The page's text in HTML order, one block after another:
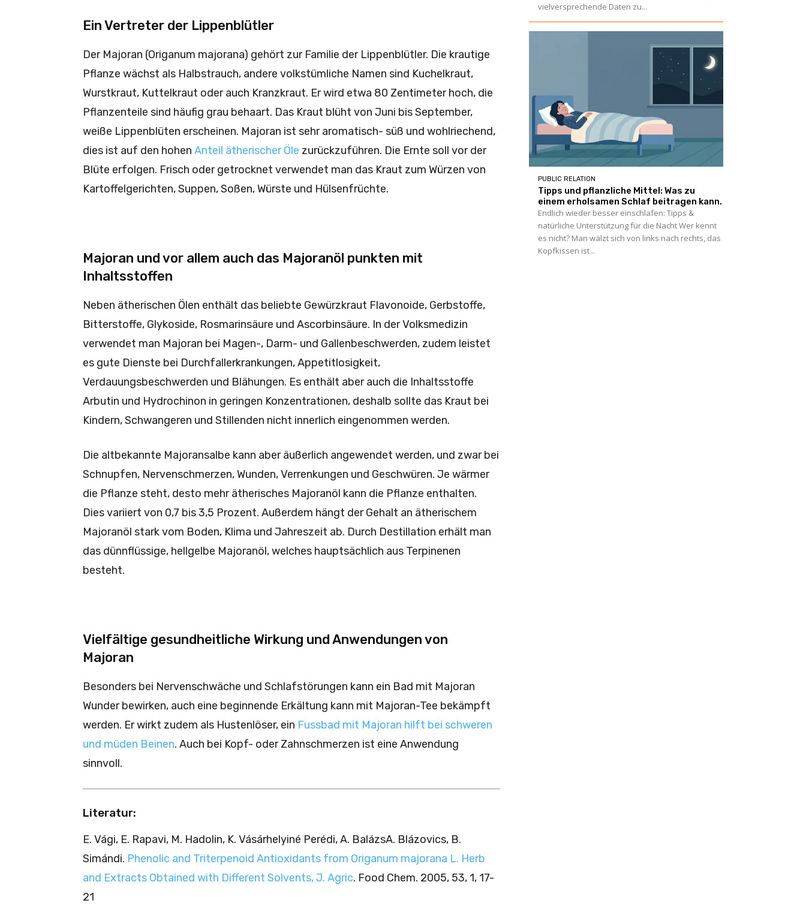
Ein Vertreter der Lippenblütler
Der Majoran (Origanum majorana) gehört zur Familie der Lippenblütler. Die krautige
Pflanze wächst als Halbstrauch, andere volkstümliche Namen sind Kuchelkraut,
Wurstkraut, Kuttelkraut oder auch Kranzkraut. Er wird etwa 80 Zentimeter hoch, die
Pflanzenteile sind häufig grau behaart. Das Kraut blüht von Juni bis September,
weiße Lippenblüten erscheinen. Majoran ist sehr aromatisch- süß und wohlriechend,
dies ist auf den hohen Anteil ätherischer Öle zurückzuführen. Die Ernte soll vor der
Blüte erfolgen. Frisch oder getrocknet verwendet man das Kraut zum Würzen von
Kartoffelgerichten, Suppen, Soßen, Würste und Hülsenfrüchte.
Majoran und vor allem auch das Majoranöl punkten mit
Inhaltsstoffen
Neben ätherischen Ölen enthält das beliebte Gewürzkraut Flavonoide, Gerbstoffe,
Bitterstoffe, Glykoside, Rosmarinsäure und Ascorbinsäure. In der Volksmedizin
verwendet man Majoran bei Magen-, Darm- und Gallenbeschwerden, zudem leistet
es gute Dienste bei Durchfallerkrankungen, Appetitlosigkeit,
Verdauungsbeschwerden und Blähungen. Es enthält aber auch die Inhaltsstoffe
Arbutin und Hydrochinon in geringen Konzentrationen, deshalb sollte das Kraut bei
Kindern, Schwangeren und Stillenden nicht innerlich eingenommen werden.
Die altbekannte Majoransalbe kann aber äußerlich angewendet werden, und zwar bei
Schnupfen, Nervenschmerzen, Wunden, Verrenkungen und Geschwüren. Je wärmer
die Pflanze steht, desto mehr ätherisches Majoranöl kann die Pflanze enthalten.
Dies variiert von 0,7 bis 3,5 Prozent. Außerdem hängt der Gehalt an ätherischem
Majoranöl stark vom Boden, Klima und Jahreszeit ab. Durch Destillation erhält man
das dünnflüssige, hellgelbe Majoranöl, welches hauptsächlich aus Terpinenen
besteht.
Vielfältige gesundheitliche Wirkung und Anwendungen von
Majoran
Besonders bei Nervenschwäche und Schlafstörungen kann ein Bad mit Majoran
Wunder bewirken, auch eine beginnende Erkältung kann mit Majoran-Tee bekämpft
werden. Er wirkt zudem als Hustenlöser, ein Fussbad mit Majoran hilft bei schweren
und müden Beinen. Auch bei Kopf- oder Zahnschmerzen ist eine Anwendung
sinnvoll.
Literatur:
E. Vági, E. Rapavi, M. Hadolin, K. Vásárhelyiné Perédi, A. BalázsA. Blázovics, B.
Simándi. Phenolic and Triterpenoid Antioxidants from Origanum majorana L. Herb
and Extracts Obtained with Different Solvents, J. Agric. Food Chem. 2005, 53, 1, 17-
21
vielversprechende Daten zu...
PUBLIC RELATION
Tipps und pflanzliche Mittel: Was zu
einem erholsamen Schlaf beitragen kann.
Endlich wieder besser einschlafen: Tipps &
natürliche Unterstützung für die Nacht Wer kennt
es nicht? Man wälzt sich von links nach rechts, das
Kopfkissen ist...